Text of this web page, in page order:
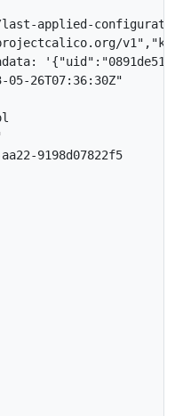
applied-
v1" ,
'{"uid":"0891de51-
05-26T07:36:30Z"